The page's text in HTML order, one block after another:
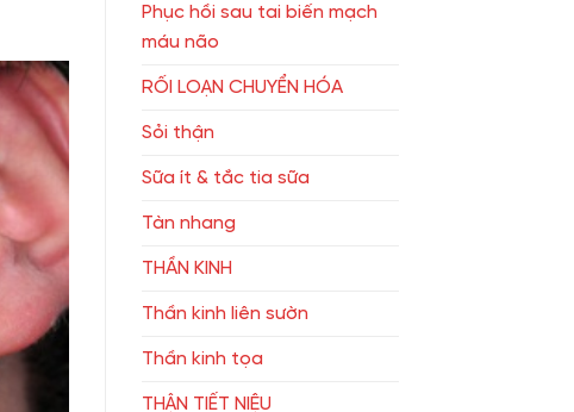
Phục hồi sau tai biến mạch
máu não
RỐI LOẠN CHUYỂN HÓA
Sỏi thận
Sữa ít & tắc tia sữa
Tàn nhang
THẦN KINH
Thần kinh liên sườn
Thần kinh tọa
THẬN TIẾT NIỆU